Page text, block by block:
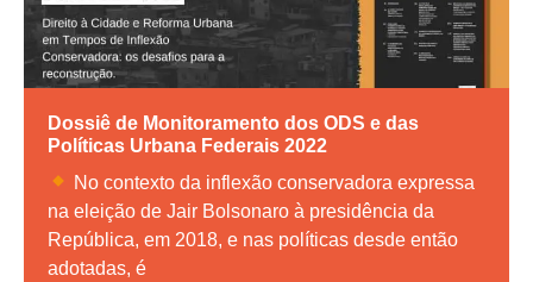
Dossiê de Monitoramento dos ODS e das
Políticas Urbana Federais 2022
No contexto da inflexão conservadora expressa
na eleição de Jair Bolsonaro à presidência da
República, em 2018, e nas políticas desde então
adotadas, é